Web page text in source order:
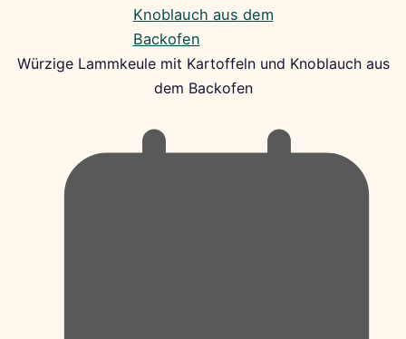
Würzige Lammkeule mit Kartoffeln und Knoblauch aus
dem Backofen